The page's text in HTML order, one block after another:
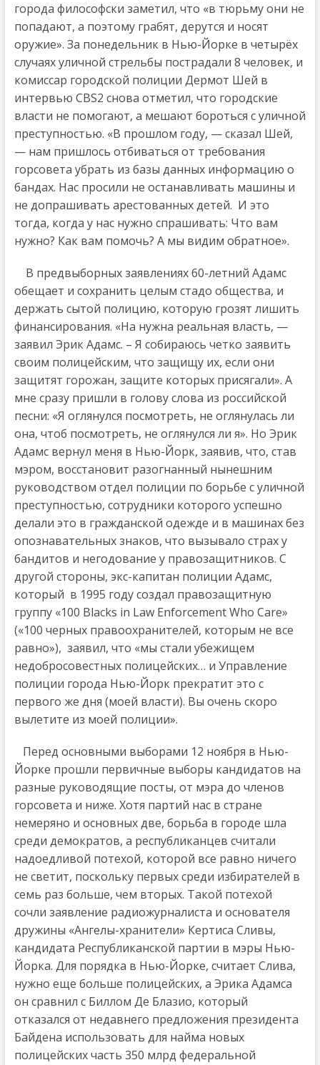
города философски заметил, что «в тюрьму они не
попадают, а поэтому грабят, дерутся и носят
оружие». За понедельник в Нью-Йорке в четырёх
случаях уличной стрельбы пострадали 8 человек, и
комиссар городской полиции Дермот Шей в
интервью CBS2 снова отметил, что городские
власти не помогают, а мешают бороться с уличной
преступностью. «В прошлом году, — сказал Шей,
— нам пришлось отбиваться от требования
горсовета убрать из базы данных информацию о
бандах. Нас просили не останавливать машины и
не допрашивать арестованных детей. И это
тогда, когда у нас нужно спрашивать: Что вам
нужно? Как вам помочь? А мы видим обратное».
В предвыборных заявлениях 60-летний Адамс
обещает и сохранить целым стадо общества, и
держать сытой полицию, которую грозят лишить
финансирования. «На нужна реальная власть, —
заявил Эрик Адамс. – Я собираюсь четко заявить
своим полицейским, что защищу их, если они
защитят горожан, защите которых присягали». А
мне сразу пришли в голову слова из российской
песни: «Я оглянулся посмотpеть, не оглянулась ли
она, чтоб посмотpеть, не оглянулся ли я». Но Эрик
Адамс вернул меня в Нью-Йорк, заявив, что, став
мэром, восстановит разогнанный нынешним
руководством отдел полиции по борьбе с уличной
преступностью, сотрудники которого успешно
делали это в гражданской одежде и в машинах без
опознавательных знаков, что вызывало страх у
бандитов и негодование у правозащитников. С
другой стороны, экс-капитан полиции Адамс,
который в 1995 году создал правозащитную
группу «100 Blacks in Law Enforcement Who Care»
(«100 черных правоохранителей, которым не все
равно»), заявил, что «мы стали убежищем
недобросовестных полицейских… и Управление
полиции города Нью-Йорк прекратит это с
первого же дня (моей власти). Вы очень скоро
вылетите из моей полиции».
Перед основными выборами 12 ноября в Нью-
Йорке прошли первичные выборы кандидатов на
разные руководящие посты, от мэра до членов
горсовета и ниже. Хотя партий нас в стране
немеряно и основных две, борьба в городе шла
среди демократов, а республиканцев считали
надоедливой потехой, которой все равно ничего
не светит, поскольку первых среди избирателей в
семь раз больше, чем вторых. Такой потехой
сочли заявление радиожурналиста и основателя
дружины «Ангелы-хранители» Кертиса Сливы,
кандидата Республиканской партии в мэры Нью-
Йорка. Для порядка в Нью-Йорке, считает Слива,
нужно еще больше полицейских, а Эрика Адамса
он сравнил с Биллом Де Блазио, который
отказался от недавнего предложения президента
Байдена использовать для найма новых
полицейских часть 350 млрд федеральной